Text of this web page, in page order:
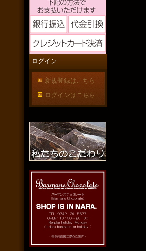
ログイン
新規登録はこちら
ログインはこちら